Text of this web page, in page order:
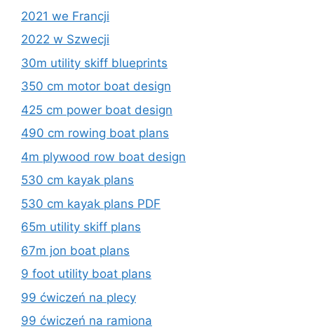
2021 we Francji
2022 w Szwecji
30m utility skiff blueprints
350 cm motor boat design
425 cm power boat design
490 cm rowing boat plans
4m plywood row boat design
530 cm kayak plans
530 cm kayak plans PDF
65m utility skiff plans
67m jon boat plans
9 foot utility boat plans
99 ćwiczeń na plecy
99 ćwiczeń na ramiona